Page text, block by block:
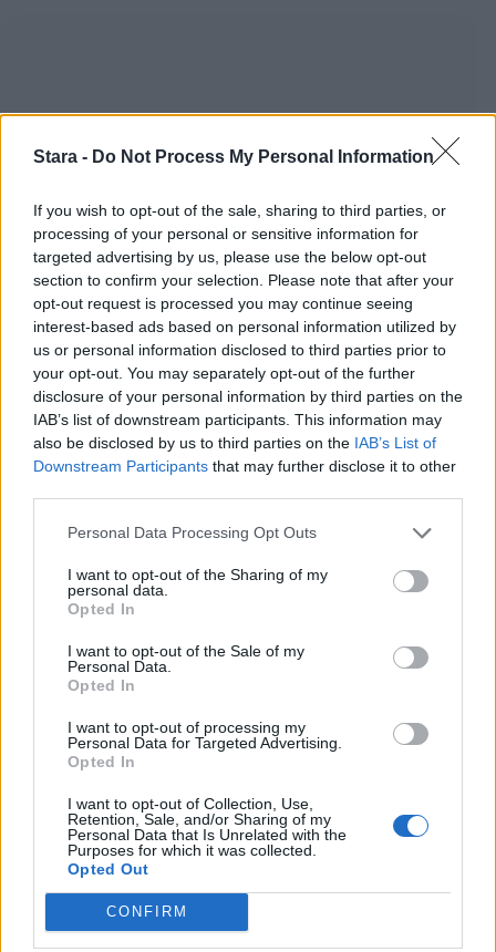
Stara - Do Not Process My Personal Information
If you wish to opt-out of the sale, sharing to third parties, or
processing of your personal or sensitive information for
targeted advertising by us, please use the below opt-out
section to confirm your selection. Please note that after your
opt-out request is processed you may continue seeing
interest-based ads based on personal information utilized by
us or personal information disclosed to third parties prior to
your opt-out. You may separately opt-out of the further
disclosure of your personal information by third parties on the
IAB’s list of downstream participants. This information may
also be disclosed by us to third parties on the IAB’s List of
Downstream Participants that may further disclose it to other
Personal Data Processing Opt Outs
I want to opt-out of the Sharing of my
personal data.
Opted In
I want to opt-out of the Sale of my
Personal Data.
Opted In
I want to opt-out of processing my
Personal Data for Targeted Advertising.
Opted In
I want to opt-out of Collection, Use,
Retention, Sale, and/or Sharing of my
Personal Data that Is Unrelated with the
Purposes for which it was collected.
Opted Out
CONFIRM
Staran luetuimmat
1